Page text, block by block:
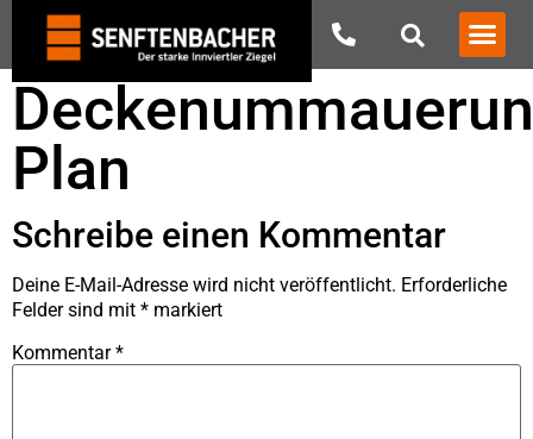
Plan
Schreibe einen Kommentar
Deine E-Mail-Adresse wird nicht veröffentlicht. Erforderliche
Felder sind mit * markiert
Kommentar*